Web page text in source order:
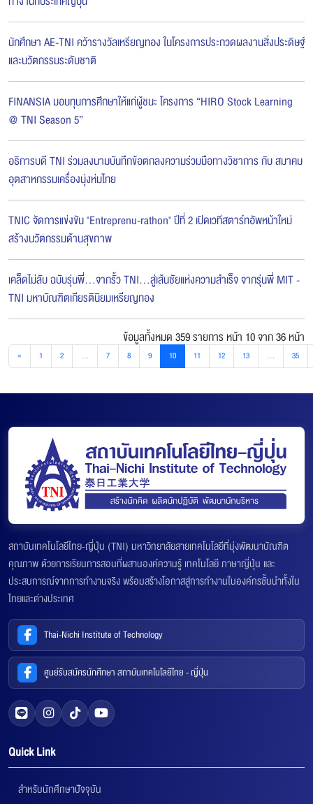
นักศึกษา AE-TNI คว้ารางวัลเหรียญทอง ในโครงการประกวดผลงานสิ่งประดิษฐ์
และนวัตกรรมระดับชาติ
FINANSIA มอบทุนการศึกษาให้แก่ผู้ชนะ โครงการ “HIRO Stock Learning
@ TNI Season 5”
อธิการบดี TNI ร่วมลงนามบันทึกข้อตกลงความร่วมมือทางวิชาการ กับ สมาคม
อุตสาหกรรมเครื่องนุ่งห่มไทย
TNIC จัดการแข่งขัน "Entreprenu-rathon" ปีที่ 2 เปิดเวทีสตาร์ทอัพหน้าใหม่
สร้างนวัตกรรมด้านสุขภาพ
เคล็ดไม่ลับ ฉบับรุ่นพี่...จากรั้ว TNI...สู่เส้นชัยแห่งความสำเร็จ จากรุ่นพี่ MIT -
TNI มหาบัณฑิตเกียรตินิยมเหรียญทอง
ข้อมูลทั้งหมด 359 รายการ หน้า 10 จาก 36 หน้า
« 1 2 ... 7 8 9 10 11 12 13 ... 35
สถาบันเทคโนโลยีไทย-ญี่ปุ่น (TNI) มหาวิทยาลัยสายเทคโนโลยีที่มุ่งพัฒนาบัณฑิต
คุณภาพ ด้วยการเรียนการสอนที่ผสานองค์ความรู้ เทคโนโลยี ภาษาญี่ปุ่น และ
ประสบการณ์จากการทำงานจริง พร้อมสร้างโอกาสสู่การทำงานในองค์กรชั้นนำทั้งใน
ไทยและต่างประเทศ
Thai-Nichi Institute of Technology
ศูนย์รับสมัครนักศึกษา สถาบันเทคโนโลยีไทย - ญี่ปุ่น
Quick Link
สำหรับนักศึกษาปัจจุบัน